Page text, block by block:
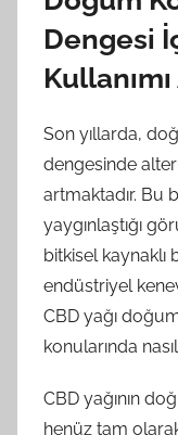
Dengesi
Son yıllarda,
dengesinde
artmaktadır. Bu
yaygınlaştığı
bitkisel kaynaklı
endüstriyel
CBD yağı
konularında
CBD yağının
henüz tam